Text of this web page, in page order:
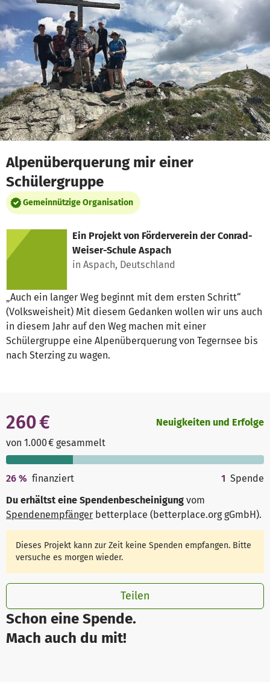
Zum Hauptinhalt springen
Erklärung zur Barrierefreiheit anzeigen
Alpenüberquerung mir einer
Schülergruppe
Gemeinnützige Organisation
Ein Projekt von Förderverein der Conrad-
Weiser-Schule Aspach
in Aspach, Deutschland
„Auch ein langer Weg beginnt mit dem ersten Schritt“
(Volksweisheit) Mit diesem Gedanken wollen wir uns auch
in diesem Jahr auf den Weg machen mit einer
Schülergruppe eine Alpenüberquerung von Tegernsee bis
nach Sterzing zu wagen.
Schon eine Spende.
Mach auch du mit!
260 €
von 1.000 € gesammelt
Neuigkeiten und Erfolge
26 % finanziert 1 Spende
Du erhältst eine Spendenbescheinigung vom
Spendenempfänger betterplace (betterplace.org gGmbH).
Dieses Projekt kann zur Zeit keine Spenden empfangen. Bitte
versuche es morgen wieder.
Teilen